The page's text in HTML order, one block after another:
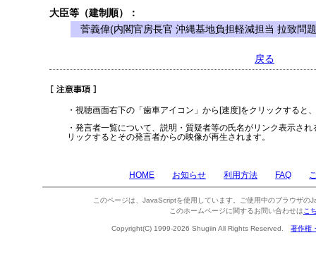
大臣等（建制順）：
菅義偉(内閣官房長官 沖縄基地負担軽減担当 拉致問
戻る
・視聴画面右下の「歯車アイコン」から[速度]をクリックすると
・発言者一覧について、説明・質疑者等の氏名がリンク表示さ
リックするとその発言者からの映像が再生されます。
HOME お知らせ 利用方法 FAQ
このページは、JavaScriptを使用しています。ご使用中のブラウザの
このホームページに関するお問い合わせは こ
Copyright(C) 1999-2026 Shugiin All Rights Reserved. 著作権